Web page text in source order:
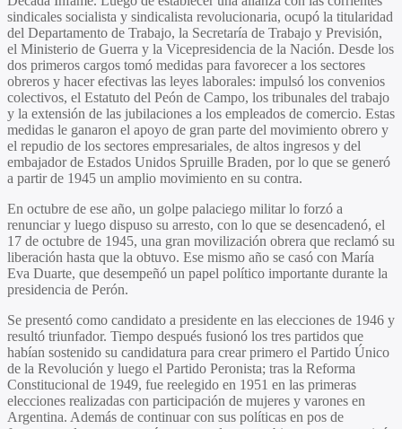
sindicales socialista y sindicalista revolucionaria, ocupó la titularidad
del Departamento de Trabajo, la Secretaría de Trabajo y Previsión,
el Ministerio de Guerra y la Vicepresidencia de la Nación. Desde los
dos primeros cargos tomó medidas para favorecer a los sectores
obreros y hacer efectivas las leyes laborales: impulsó los convenios
colectivos, el Estatuto del Peón de Campo, los tribunales del trabajo
y la extensión de las jubilaciones a los empleados de comercio. Estas
medidas le ganaron el apoyo de gran parte del movimiento obrero y
el repudio de los sectores empresariales, de altos ingresos y del
embajador de Estados Unidos Spruille Braden, por lo que se generó
a partir de 1945 un amplio movimiento en su contra.
En octubre de ese año, un golpe palaciego militar lo forzó a
renunciar y luego dispuso su arresto, con lo que se desencadenó, el
17 de octubre de 1945, una gran movilización obrera que reclamó su
liberación hasta que la obtuvo. Ese mismo año se casó con María
Eva Duarte, que desempeñó un papel político importante durante la
presidencia de Perón.
Se presentó como candidato a presidente en las elecciones de 1946 y
resultó triunfador. Tiempo después fusionó los tres partidos que
habían sostenido su candidatura para crear primero el Partido Único
de la Revolución y luego el Partido Peronista; tras la Reforma
Constitucional de 1949, fue reelegido en 1951 en las primeras
elecciones realizadas con participación de mujeres y varones en
Argentina. Además de continuar con sus políticas en pos de